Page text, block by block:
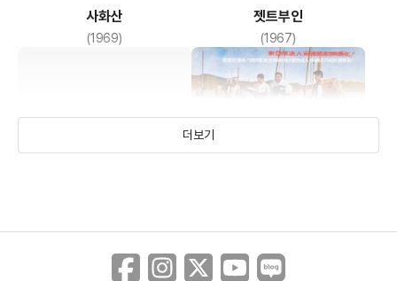
사화산
(1969)
젯트부인
(1967)
더보기